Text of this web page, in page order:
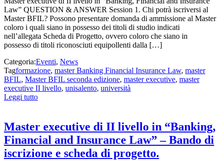
Law” QUESTION & ANSWER Session 1. Chi potrà iscriversi al
Master BFIL? Possono presentare domanda di ammissione al Master
coloro i quali siano in possesso dei titoli di studio indicati
nell’allegata Scheda di Progetto, ovvero coloro che siano in
possesso di titoli riconosciuti equipollenti dalla […]
Categoria:Eventi, News
Tagformazione, master Banking Financial Insurance Law, master
BFIL, Master BFIL seconda edizione, master executive, master
executive II livello, unisalento, università
Leggi tutto
Master executive di II livello in “Banking,
Financial and Insurance Law” – Bando di
iscrizione e scheda di progetto.